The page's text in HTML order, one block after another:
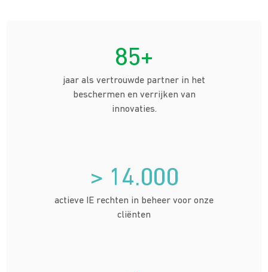
85+
jaar als vertrouwde partner in het
beschermen en verrijken van
innovaties.
> 14.000
actieve IE rechten in beheer voor onze
cliënten